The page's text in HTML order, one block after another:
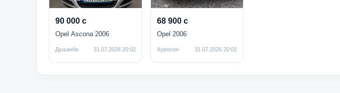
90 000 с
Opel Ascona 2006
Душанбе 31.07.2026 20:02
68 900 с
Opel 2006
Хуросон 31.07.2026 20:02